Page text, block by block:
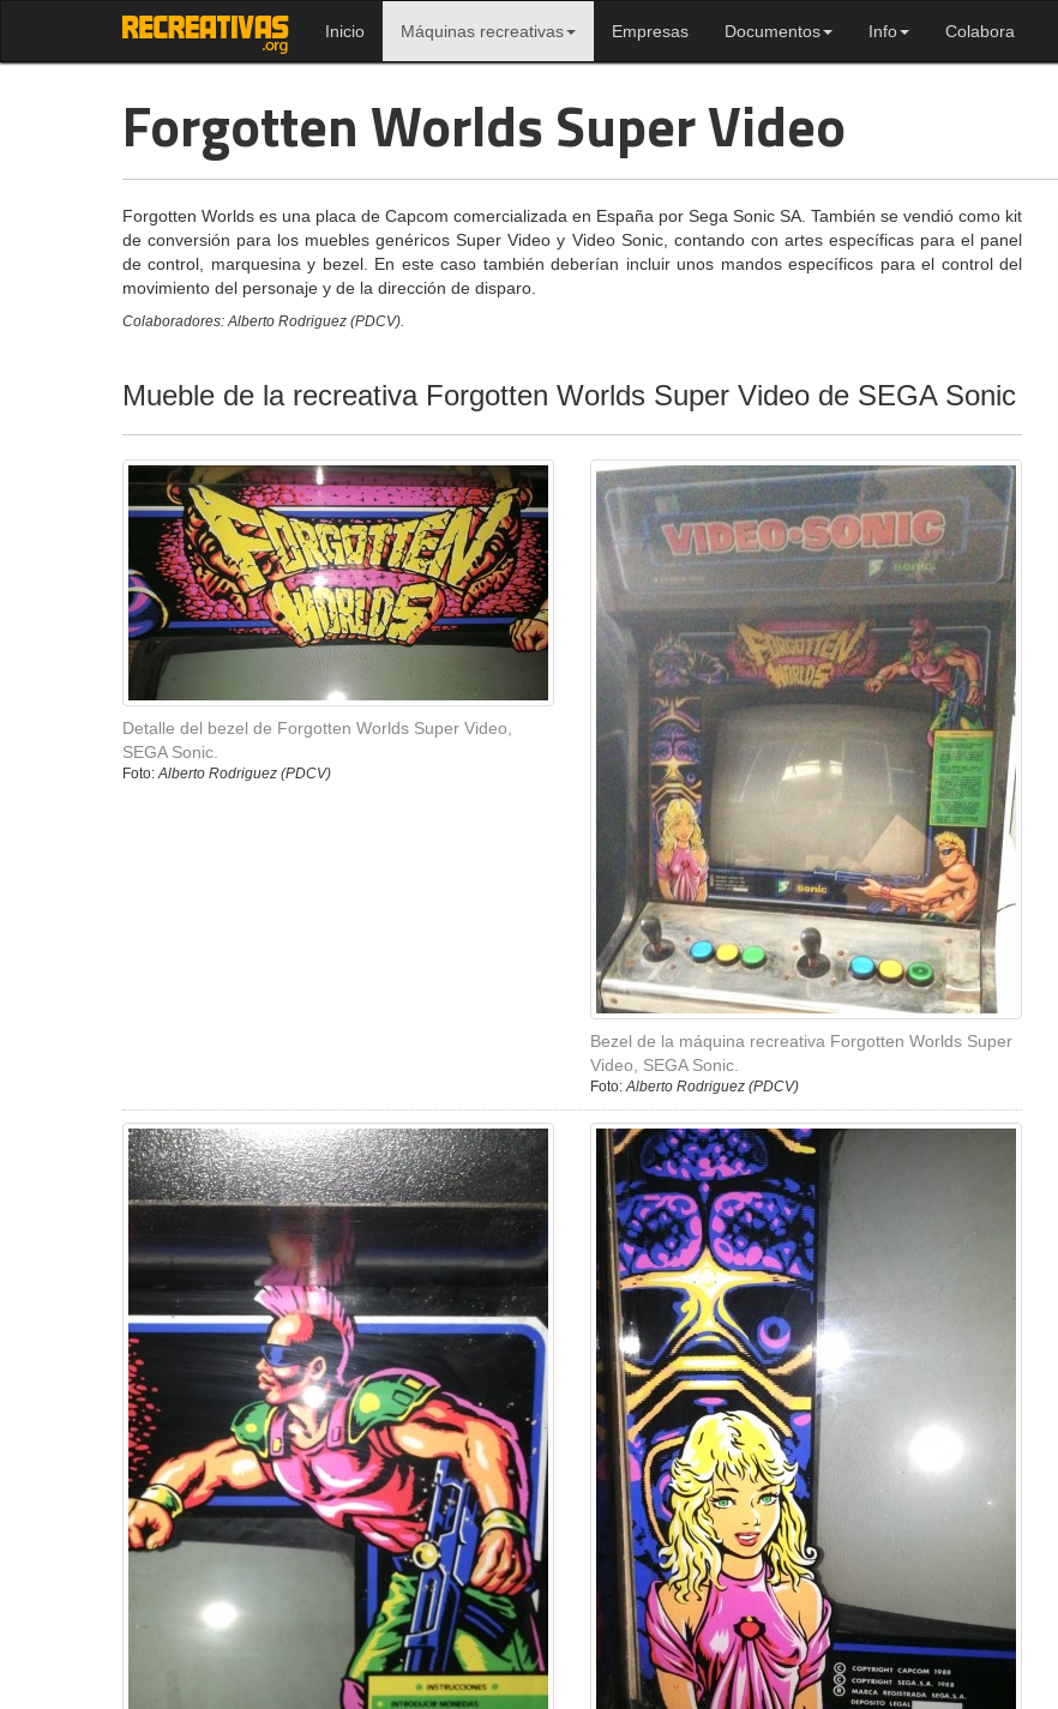
Inicio Máquinas recreativas Empresas Documentos Info Colabora
Forgotten Worlds Super Video
Forgotten Worlds es una placa de Capcom comercializada en España por Sega Sonic SA. También se vendió como kit
de conversión para los muebles genéricos Super Video y Video Sonic, contando con artes específicas para el panel
de control, marquesina y bezel. En este caso también deberían incluir unos mandos específicos para el control del
movimiento del personaje y de la dirección de disparo.
Colaboradores: Alberto Rodriguez (PDCV).
Mueble de la recreativa Forgotten Worlds Super Video de SEGA Sonic
Detalle del bezel de Forgotten Worlds Super Video,
SEGA Sonic.
Foto:Alberto Rodriguez (PDCV)
Bezel de la máquina recreativa Forgotten Worlds Super
Video, SEGA Sonic.
Foto:Alberto Rodriguez (PDCV)